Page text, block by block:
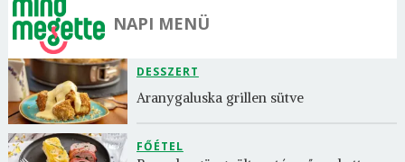
NAPI MENÜ
DESSZERT
Aranygaluska grillen sütve
FŐÉTEL